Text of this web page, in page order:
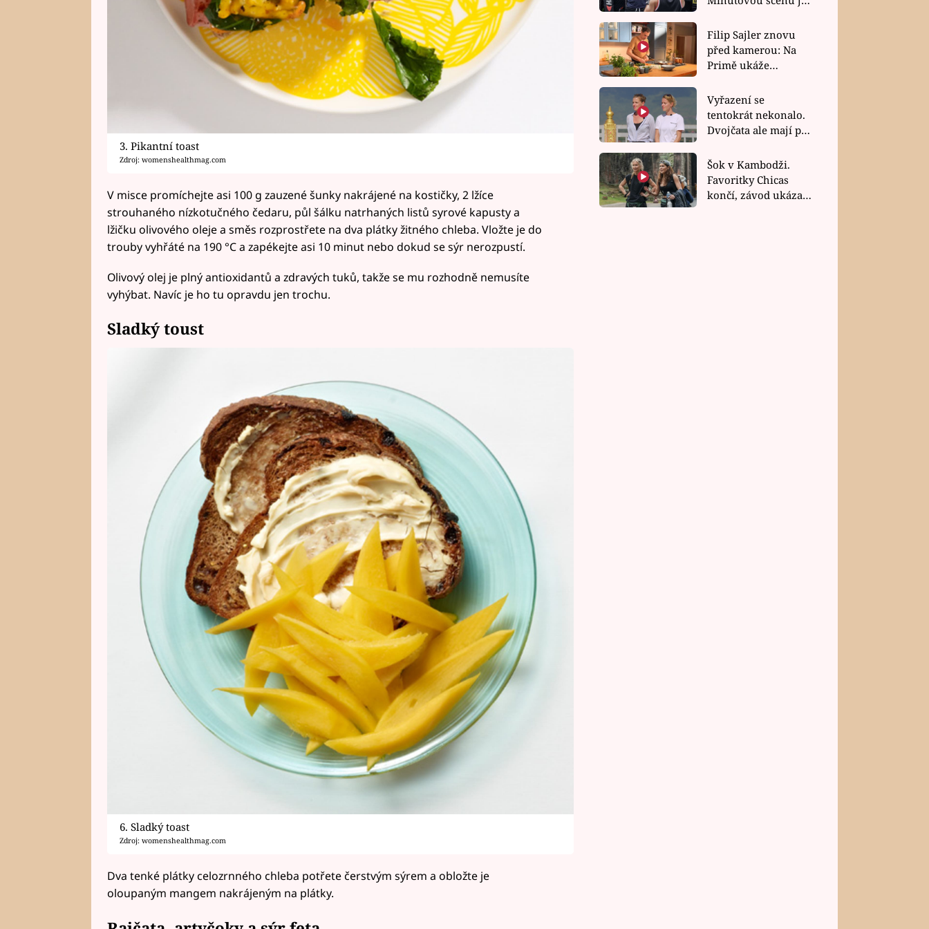
3. Pikantní toast
Zdroj: womenshealthmag.com
V misce promíchejte asi 100 g zauzené šunky nakrájené na kostičky, 2 lžíce
strouhaného nízkotučného čedaru, půl šálku natrhaných listů syrové kapusty a
lžičku olivového oleje a směs rozprostřete na dva plátky žitného chleba. Vložte je do
trouby vyhřáté na 190 °C a zapékejte asi 10 minut nebo dokud se sýr nerozpustí.
Olivový olej je plný antioxidantů a zdravých tuků, takže se mu rozhodně nemusíte
vyhýbat. Navíc je ho tu opravdu jen trochu.
Sladký toust
6. Sladký toast
Zdroj: womenshealthmag.com
Dva tenké plátky celozrnného chleba potřete čerstvým sýrem a obložte je
oloupaným mangem nakrájeným na plátky.
Filip Sajler znovu
před kamerou: Na
Primě ukáže
rychlé recepty
Vyřazení se
tentokrát nekonalo.
Dvojčata ale mají po
závodu nůž na krku
Šok v Kambodži.
Favoritky Chicas
končí, závod ukázal